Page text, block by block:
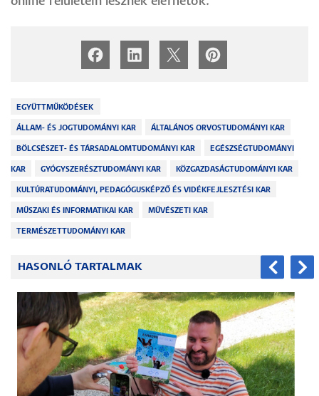
EGYÜTTMŰKÖDÉSEK
ÁLLAM- ÉS JOGTUDOMÁNYI KAR ÁLTALÁNOS ORVOSTUDOMÁNYI KAR
BÖLCSÉSZET- ÉS TÁRSADALOMTUDOMÁNYI KAR EGÉSZSÉGTUDOMÁNYI
KAR GYÓGYSZERÉSZTUDOMÁNYI KAR KÖZGAZDASÁGTUDOMÁNYI KAR
KULTÚRATUDOMÁNYI, PEDAGÓGUSKÉPZŐ ÉS VIDÉKFEJLESZTÉSI KAR
MŰSZAKI ÉS INFORMATIKAI KAR MŰVÉSZETI KAR
TERMÉSZETTUDOMÁNYI KAR
HASONLÓ TARTALMAK